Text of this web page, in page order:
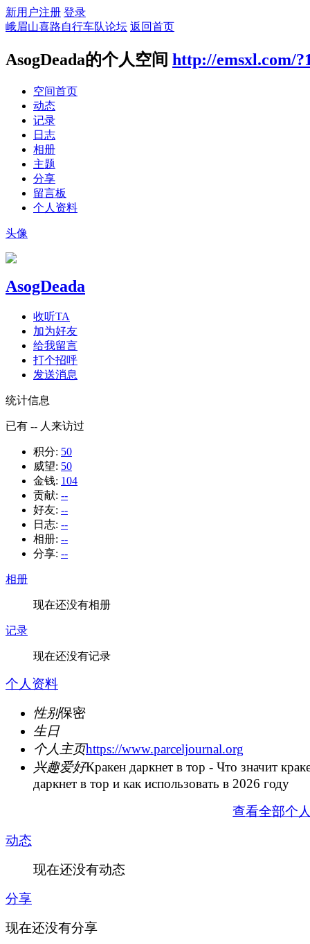
新用户注册 登录
峨眉山喜路自行车队论坛 返回首页
AsogDeada的个人空间 http://emsxl.com/
空间首页
动态
记录
日志
相册
主题
分享
留言板
个人资料
头像
AsogDeada
收听TA
加为好友
给我留言
打个招呼
发送消息
统计信息
已有 -- 人来访过
积分: 50
威望: 50
金钱: 104
贡献: --
好友: --
日志: --
相册: --
分享: --
相册
现在还没有相册
记录
现在还没有记录
个人资料
性别保密
生日
个人主页https://www.parceljournal.org
兴趣爱好Кракен даркнет в тор - Что значит
даркнет в тор и как использовать в 2026 году
查看全部个
动态
现在还没有动态
分享
现在还没有分享